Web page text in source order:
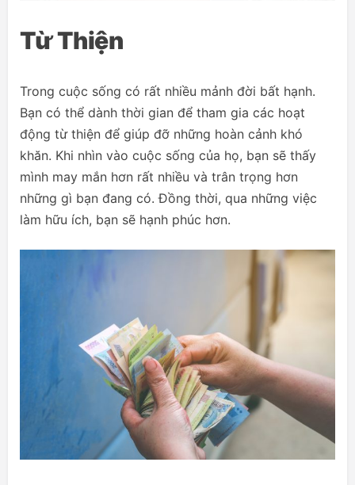
Từ Thiện
Trong cuộc sống có rất nhiều mảnh đời bất hạnh.
Bạn có thể dành thời gian để tham gia các hoạt
động từ thiện để giúp đỡ những hoàn cảnh khó
khăn. Khi nhìn vào cuộc sống của họ, bạn sẽ thấy
mình may mắn hơn rất nhiều và trân trọng hơn
những gì bạn đang có. Đồng thời, qua những việc
làm hữu ích, bạn sẽ hạnh phúc hơn.